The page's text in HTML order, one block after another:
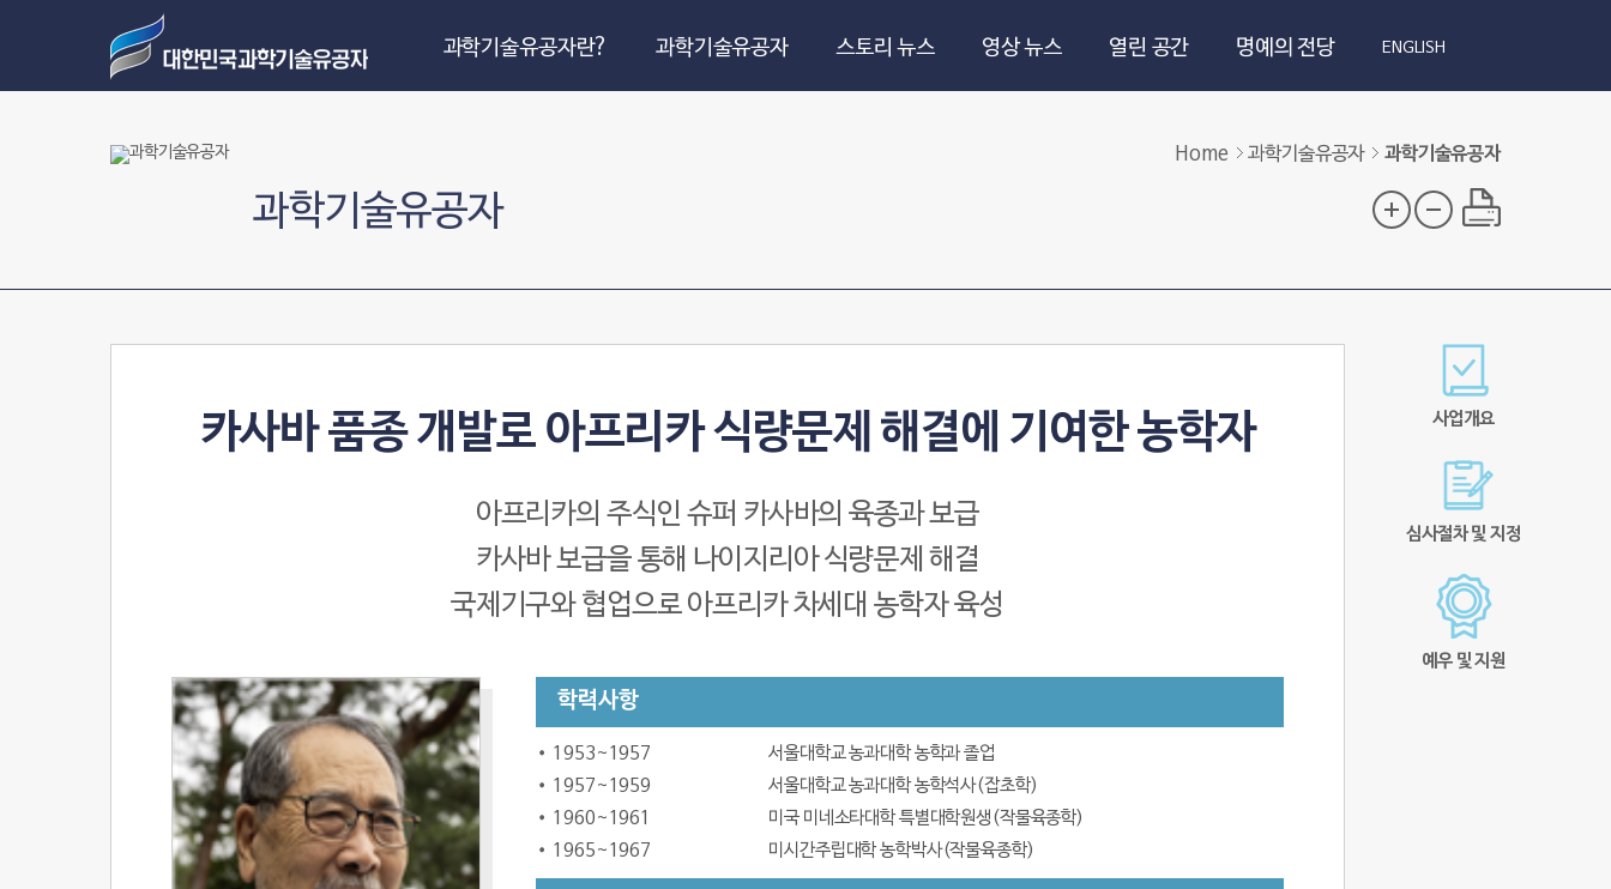
과학기술유공자란? 과학기술유공자 스토리 뉴스 영상 뉴스 열린 공간 명예의 전당 ENGLISH
Home 과학기술유공자 과학기술유공자
과학기술유공자
카사바 품종 개발로 아프리카 식량문제 해결에 기여한 농학자
아프리카의 주식인 슈퍼 카사바의 육종과 보급
카사바 보급을 통해 나이지리아 식량문제 해결
국제기구와 협업으로 아프리카 차세대 농학자 육성
학력사항
1953~1957
서울대학교 농과대학 농학과 졸업
1957~1959
서울대학교 농과대학 농학석사(잡초학)
1960~1961
미국 미네소타대학 특별대학원생(작물육종학)
1965~1967
미시간주립대학 농학박사(작물육종학)
사업개요
심사절차 및 지정
예우 및 지원